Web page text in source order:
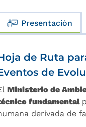
Presentación
de Ruta
de
Ministerio de
fundamental
derivada de